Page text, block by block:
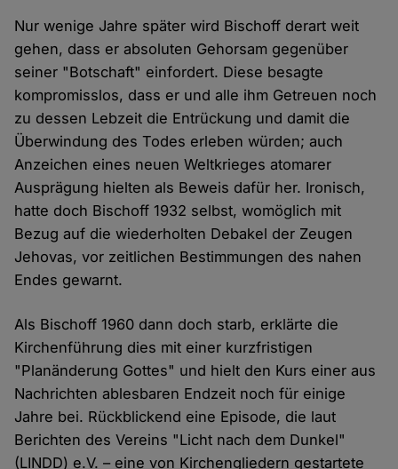
Nur wenige Jahre später wird Bischoff derart weit
gehen, dass er absoluten Gehorsam gegenüber
seiner "Botschaft" einfordert. Diese besagte
kompromisslos, dass er und alle ihm Getreuen noch
zu dessen Lebzeit die Entrückung und damit die
Überwindung des Todes erleben würden; auch
Anzeichen eines neuen Weltkrieges atomarer
Ausprägung hielten als Beweis dafür her. Ironisch,
hatte doch Bischoff 1932 selbst, womöglich mit
Bezug auf die wiederholten Debakel der Zeugen
Jehovas, vor zeitlichen Bestimmungen des nahen
Endes gewarnt.
Als Bischoff 1960 dann doch starb, erklärte die
Kirchenführung dies mit einer kurzfristigen
"Planänderung Gottes" und hielt den Kurs einer aus
Nachrichten ablesbaren Endzeit noch für einige
Jahre bei. Rückblickend eine Episode, die laut
Berichten des Vereins "Licht nach dem Dunkel"
(LINDD) e.V. – eine von Kirchengliedern gestartete